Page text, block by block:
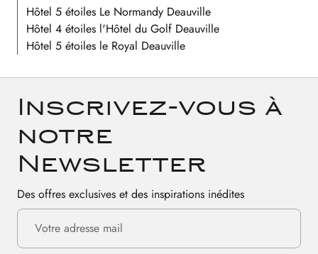
Hôtel 5 étoiles Le Normandy Deauville
Hôtel 4 étoiles l'Hôtel du Golf Deauville
Hôtel 5 étoiles le Royal Deauville
Inscrivez-vous à
notre
Newsletter
Des offres exclusives et des inspirations inédites